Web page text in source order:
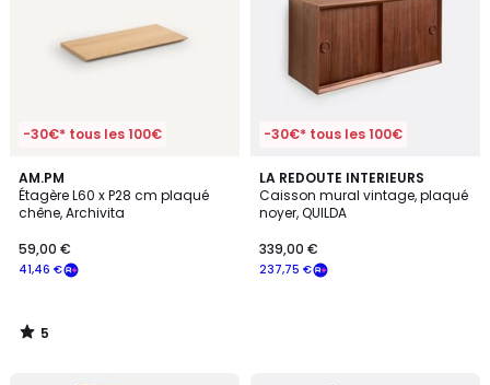
-30€* tous les 100€
AM.PM
Étagère L60 x P28 cm plaqué
chêne, Archivita
41,46 €
59,00 €
5
/
5
5
/
-30€* tous les 100€
LA REDOUTE INTERIEURS
Caisson mural vintage, plaqué
noyer, QUILDA
237,75 €
339,00 €